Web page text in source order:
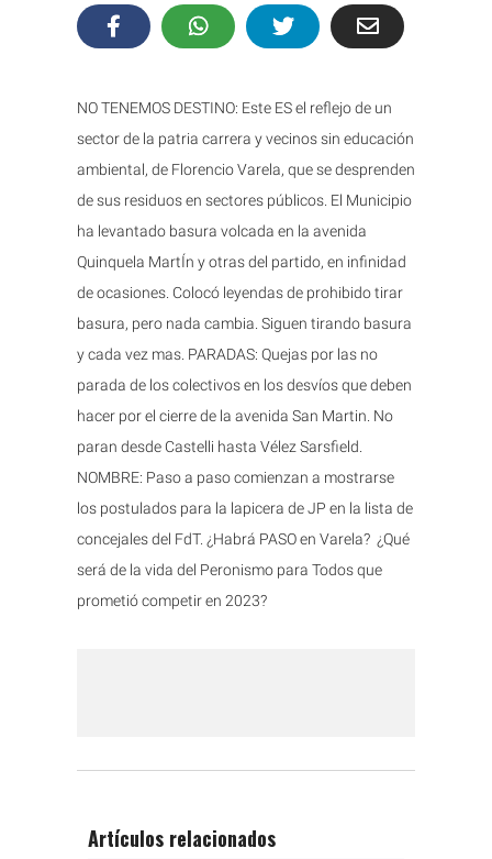
NO TENEMOS DESTINO: Este ES el reflejo de un
sector de la patria carrera y vecinos sin educación
ambiental, de Florencio Varela, que se desprenden
de sus residuos en sectores públicos. El Municipio
ha levantado basura volcada en la avenida
Quinquela MartÍn y otras del partido, en infinidad
de ocasiones. Colocó leyendas de prohibido tirar
basura, pero nada cambia. Siguen tirando basura
y cada vez mas. PARADAS: Quejas por las no
parada de los colectivos en los desvíos que deben
hacer por el cierre de la avenida San Martin. No
paran desde Castelli hasta Vélez Sarsfield.
NOMBRE: Paso a paso comienzan a mostrarse
los postulados para la lapicera de JP en la lista de
concejales del FdT. ¿Habrá PASO en Varela? ¿Qué
será de la vida del Peronismo para Todos que
prometió competir en 2023?
Artículos relacionados